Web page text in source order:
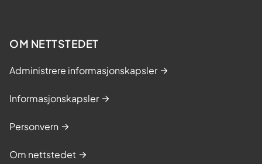
OM NETTSTEDET
Administrere informasjonskapsler
Informasjonskapsler
Personvern
Om nettstedet